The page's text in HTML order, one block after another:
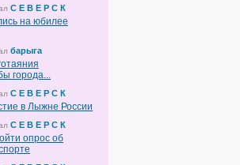
С Е В Е Р С К
на юбилее
барыга
города...
С Е В Е Р С К
в Лыжне России
С Е В Е Р С К
опрос об